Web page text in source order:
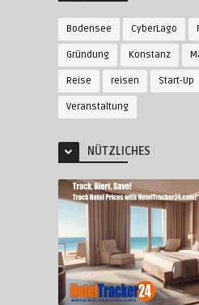
Bodensee CyberLago
Gründung Konstanz
Reise reisen Start-Up
Veranstaltung
NÜTZLICHES